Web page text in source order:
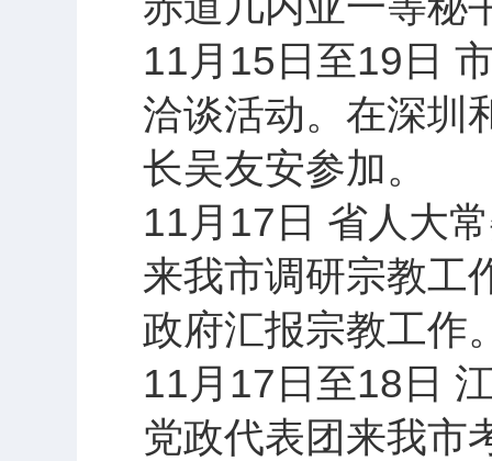
11月15日至19日
洽谈活动。在深圳
长吴友安参加。
11月17日 省人大
来我市调研宗教工
政府汇报宗教工作
11月17日至18日
党政代表团来我市